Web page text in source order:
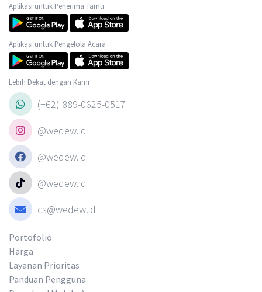
Aplikasi untuk Penerima Tamu
Aplikasi untuk Pengelola Acara
Lebih Dekat dengan Kami
(+62) 889-0625-0517
@wedew.id
@wedew.id
@wedew.id
cs@wedew.id
Portofolio
Harga
Layanan Prioritas
Panduan Pengguna